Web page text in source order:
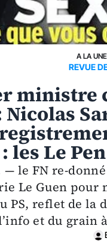
A LA UNE
REVUE
ministre
les Le
le FN re-
Le Guen pour
reflet de la
et du grain